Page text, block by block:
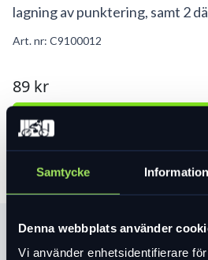
Samtycke Information
Denna webbplats använder
Vi använder enhetsidentifierare
lagning av punktering, samt 2
Art. nr: C9100012
89 kr
Produktinformation